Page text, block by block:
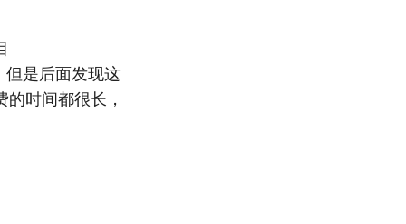
但是后面发现这
时间都很长，